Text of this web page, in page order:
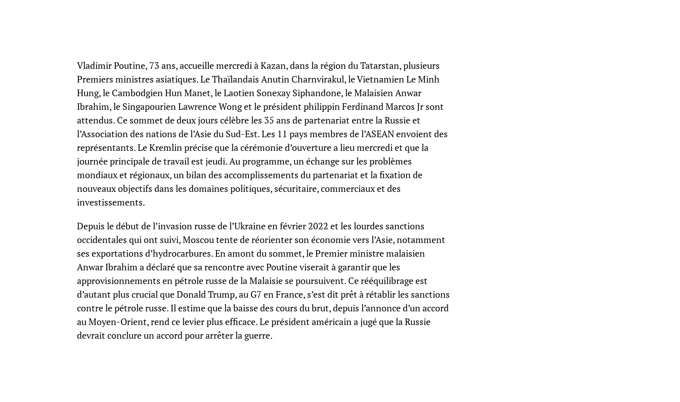
Vladimir Poutine, 73 ans, accueille mercredi à Kazan, dans la région du Tatarstan, plusieurs
Premiers ministres asiatiques. Le Thaïlandais Anutin Charnvirakul, le Vietnamien Le Minh
Hung, le Cambodgien Hun Manet, le Laotien Sonexay Siphandone, le Malaisien Anwar
Ibrahim, le Singapourien Lawrence Wong et le président philippin Ferdinand Marcos Jr sont
attendus. Ce sommet de deux jours célèbre les 35 ans de partenariat entre la Russie et
l’Association des nations de l’Asie du Sud-Est. Les 11 pays membres de l’ASEAN envoient des
représentants. Le Kremlin précise que la cérémonie d’ouverture a lieu mercredi et que la
journée principale de travail est jeudi. Au programme, un échange sur les problèmes
mondiaux et régionaux, un bilan des accomplissements du partenariat et la fixation de
nouveaux objectifs dans les domaines politiques, sécuritaire, commerciaux et des
investissements.
Depuis le début de l’invasion russe de l’Ukraine en février 2022 et les lourdes sanctions
occidentales qui ont suivi, Moscou tente de réorienter son économie vers l’Asie, notamment
ses exportations d’hydrocarbures. En amont du sommet, le Premier ministre malaisien
Anwar Ibrahim a déclaré que sa rencontre avec Poutine viserait à garantir que les
approvisionnements en pétrole russe de la Malaisie se poursuivent. Ce rééquilibrage est
d’autant plus crucial que Donald Trump, au G7 en France, s’est dit prêt à rétablir les sanctions
contre le pétrole russe. Il estime que la baisse des cours du brut, depuis l’annonce d’un accord
au Moyen-Orient, rend ce levier plus efficace. Le président américain a jugé que la Russie
devrait conclure un accord pour arrêter la guerre.